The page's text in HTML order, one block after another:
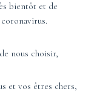
bientôt et de
nous choisir,
et vos êtres chers,